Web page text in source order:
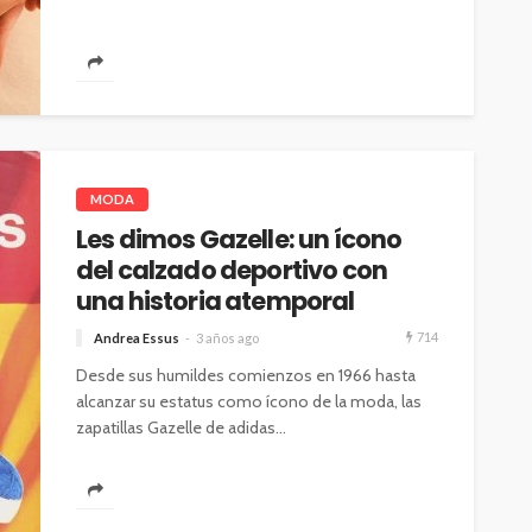
MODA
Les dimos Gazelle: un ícono
del calzado deportivo con
una historia atemporal
Andrea Essus 3 años ago 714
Desde sus humildes comienzos en 1966 hasta
alcanzar su estatus como ícono de la moda, las
zapatillas Gazelle de adidas...
pantalla
sus 25
54 Andrea Essus 6 horas ago